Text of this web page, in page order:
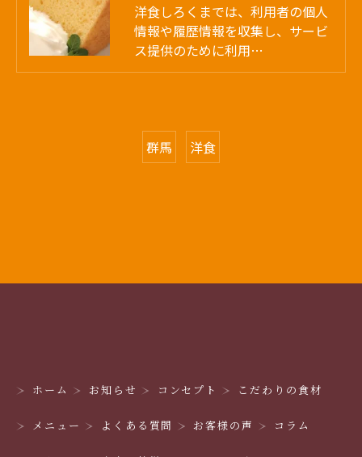
洋食しろくまでは、利用者の個人
情報や履歴情報を収集し、サービ
ス提供のために利用…
群馬 洋食
ホーム お知らせ コンセプト こだわりの食材
メニュー よくある質問 お客様の声 コラム